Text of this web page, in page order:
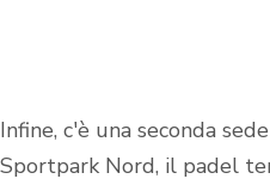
Infine, c'è una seconda
Sportpark Nord, il padel